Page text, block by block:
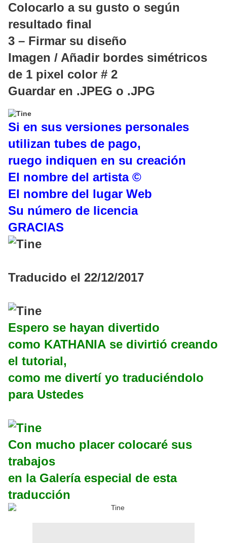
Colocarlo a su gusto o según
resultado final
3 – Firmar su diseño
Imagen / Añadir bordes simétricos
de 1 pixel color # 2
Guardar en .JPEG o .JPG
Si en sus versiones personales
utilizan tubes de pago,
ruego indiquen en su creación
El nombre del artista ©
El nombre del lugar Web
Su número de licencia
GRACIAS
Traducido el 22/12/2017
Espero se hayan divertido
como KATHANIA se divirtió creando
el tutorial,
como me divertí yo traduciéndolo
para Ustedes
Con mucho placer colocaré sus
trabajos
en la Galería especial de esta
traducción